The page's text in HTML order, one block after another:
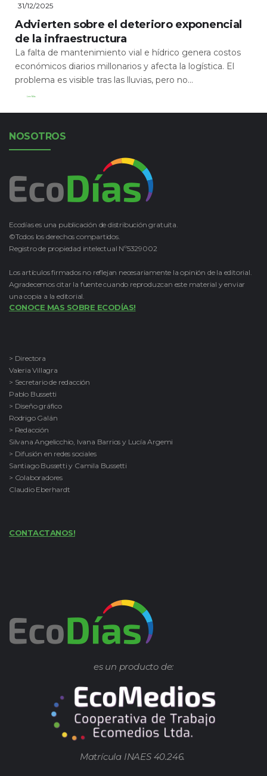
31/12/2025
Advierten sobre el deterioro exponencial
de la infraestructura
La falta de mantenimiento vial e hídrico genera costos
económicos diarios millonarios y afecta la logística. El
problema es visible tras las lluvias, pero no...
Leer Más
NOSOTROS
Ecodías es una publicación de distribución gratuita.
©Todos los derechos compartidos.
Registro de propiedad intelectual Nº5329002
Los artículos firmados no reflejan necesariamente la opinión de la editorial.
Agradecemos citar la fuente cuando reproduzcan este material y enviar
una copia a la editorial.
CONOCE MAS SOBRE ECODÍAS!
> Directora
Valeria Villagra
> Secretario de redacción
Pablo Bussetti
> Diseño gráfico
Rodrigo Galán
> Redacción
Silvana Angelicchio, Ivana Barrios y Lucía Argemi
> Difusión en redes sociales
Santiago Bussetti y Camila Bussetti
> Colaboradores
Claudio Eberhardt
CONTACTANOS!
es un producto de:
Matrícula INAES 40.246.